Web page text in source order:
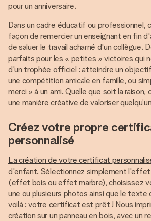
pour un anniversaire.
Dans un cadre éducatif ou professionnel,
façon de remercier un enseignant en fin
de saluer le travail acharné d'un collègue.
parfaits pour les « petites » victoires qui
d'un trophée officiel : atteindre un
une compétition amicale en famille, ou
merci » à un ami. Quelle que soit la
une manière créative de valoriser
Créez votre propre
personnalisé
La création de votre certificat
d'enfant. Sélectionnez simplement
(effet bois ou effet marbre), choisissez
une ou plusieurs photos ainsi que le
voilà : votre certificat est prêt ! Nous
création sur un panneau en bois, avec un